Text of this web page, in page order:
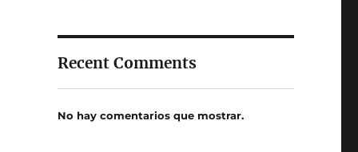
Recent Comments
No hay comentarios que mostrar.